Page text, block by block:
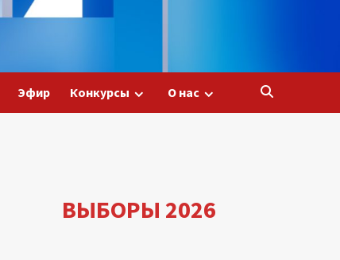
Эфир Конкурсы О нас
ВЫБОРЫ 2026